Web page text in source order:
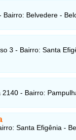
Bairro: Belvedere -
3 - Bairro: Santa
- Bairro:
Santa Efigênia -